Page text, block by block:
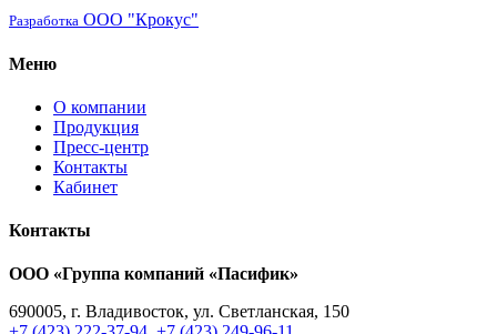
Разработка ООО "Крокус"
Меню
О компании
Продукция
Пресс-центр
Контакты
Кабинет
Контакты
ООО «Группа компаний «Пасифик»
690005, г. Владивосток, ул. Светланская, 150